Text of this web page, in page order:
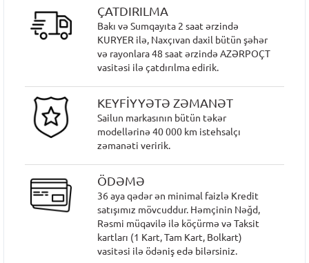
ÇATDIRILMA
Bakı və Sumqayıta 2 saat ərzində
KURYER ilə, Naxçıvan daxil bütün şəhər
və rayonlara 48 saat ərzində AZƏRPOÇT
vasitəsi ilə çatdırılma edirik.
KEYFİYYƏTƏ ZƏMANƏT
Sailun markasının bütün təkər
modellərinə 40 000 km istehsalçı
zəmanəti veririk.
ÖDƏMƏ
36 aya qədər ən minimal faizlə Kredit
satışımız mövcuddur. Həmçinin Nəğd,
Rəsmi müqavilə ilə köçürmə və Taksit
kartları (1 Kart, Tam Kart, Bolkart)
vasitəsi ilə ödəniş edə bilərsiniz.